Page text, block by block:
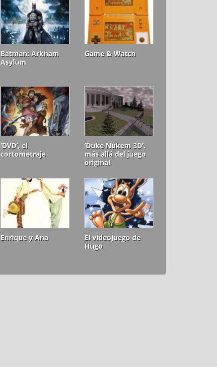
Batman: Arkham
Asylum
Game & Watch
‘DVD’, el
cortometraje
‘Duke Nukem 3D’,
más allá del juego
original
Enrique y Ana
El videojuego de
Hugo